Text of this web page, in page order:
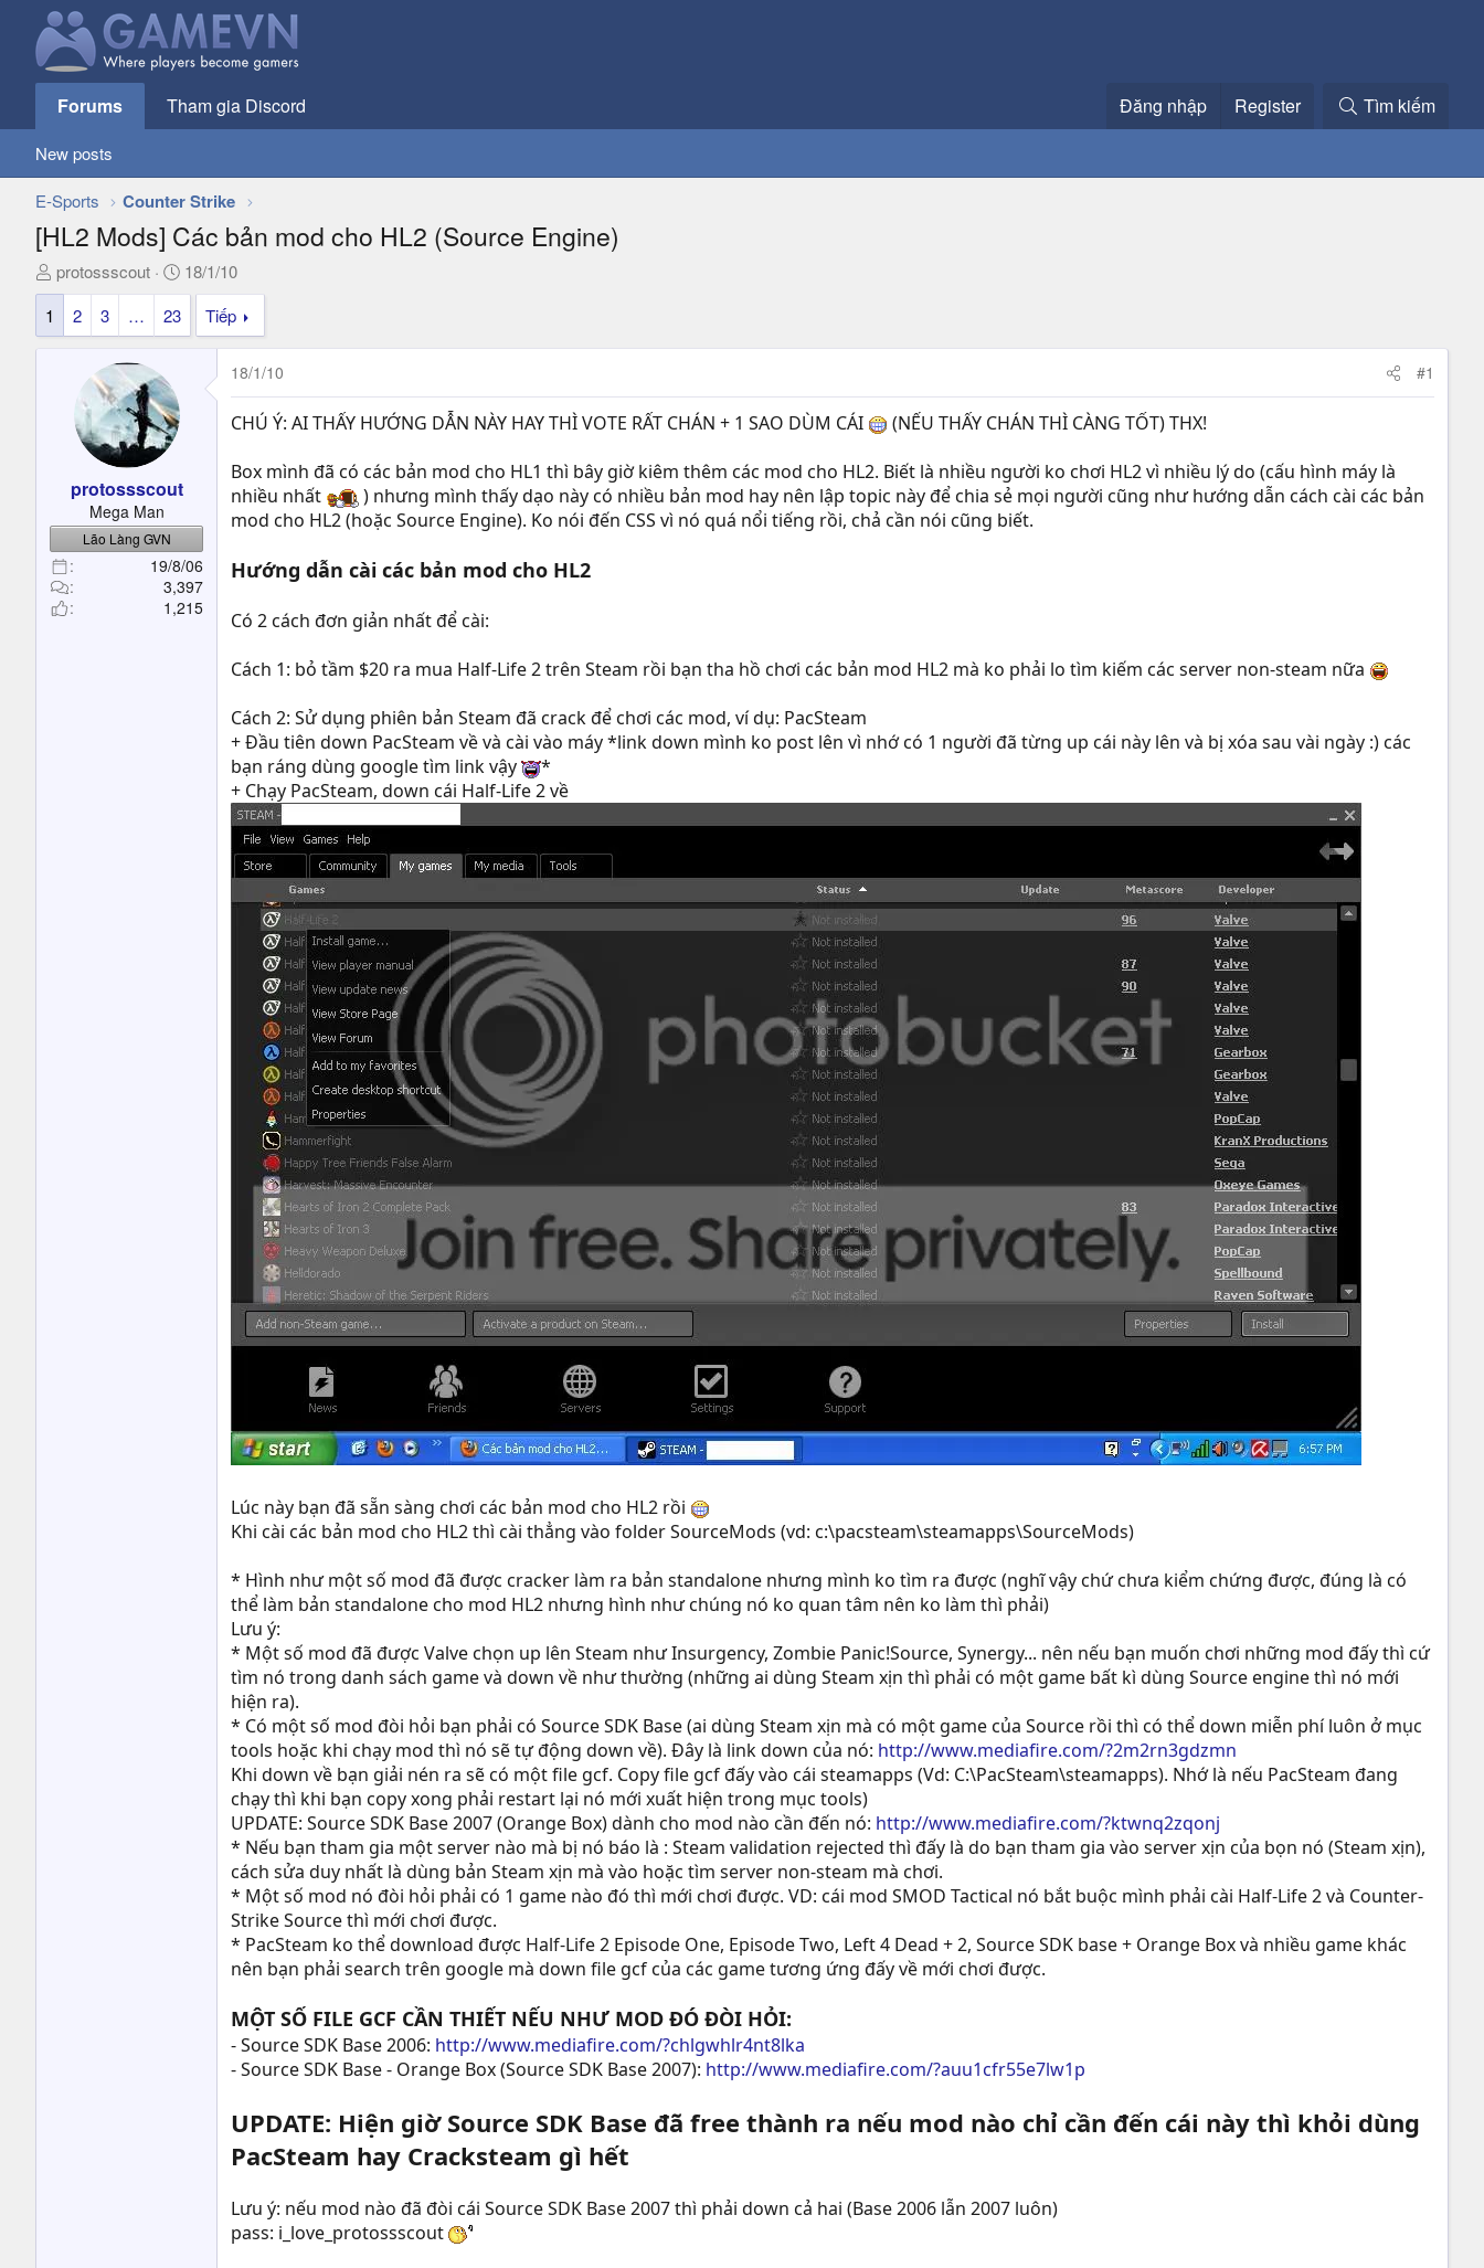
Forums Tham gia Discord Đăng nhập Register Tìm kiếm
New posts
E-Sports Counter Strike
[HL2 Mods] Các bản mod cho HL2 (Source Engine)
T
h
e
e
r
protossscout
N
g
y
18/1/10
1
2 3 … 23 Tiếp
protossscout
Mega Man
Lão Làng GVN
19/8/06
3,397
1,215
18/1/10 #1
CHÚ Ý: AI THẤY HƯỚNG DẪN NÀY HAY THÌ VOTE RẤT CHÁN + 1 SAO DÙM CÁI
(NẾU THẤY CHÁN THÌ CÀNG TỐT) THX!
Box mình đã có các bản mod cho HL1 thì bây giờ kiêm thêm các mod cho HL2. Biết là nhiều người ko chơi HL2 vì nhiều lý do (cấu hình máy là
nhiều nhất
) nhưng mình thấy dạo này có nhiều bản mod hay nên lập topic này để chia sẻ mọi người cũng như hướng dẫn cách cài các bản
mod cho HL2 (hoặc Source Engine). Ko nói đến CSS vì nó quá nổi tiếng rồi, chả cần nói cũng biết.
Hướng dẫn cài các bản mod cho HL2
Có 2 cách đơn giản nhất để cài:
Cách 1: bỏ tầm $20 ra mua Half-Life 2 trên Steam rồi bạn tha hồ chơi các bản mod HL2 mà ko phải lo tìm kiếm các server non-steam nữa
Cách 2: Sử dụng phiên bản Steam đã crack để chơi các mod, ví dụ: PacSteam
+ Đầu tiên down PacSteam về và cài vào máy *link down mình ko post lên vì nhớ có 1 người đã từng up cái này lên và bị xóa sau vài ngày :) các
bạn ráng dùng google tìm link vậy
*
+ Chạy PacSteam, down cái Half-Life 2 về
Lúc này bạn đã sẵn sàng chơi các bản mod cho HL2 rồi
Khi cài các bản mod cho HL2 thì cài thẳng vào folder SourceMods (vd: c:\pacsteam\steamapps\SourceMods)
* Hình như một số mod đã được cracker làm ra bản standalone nhưng mình ko tìm ra được (nghĩ vậy chứ chưa kiểm chứng được, đúng là có
thể làm bản standalone cho mod HL2 nhưng hình như chúng nó ko quan tâm nên ko làm thì phải)
Lưu ý:
* Một số mod đã được Valve chọn up lên Steam như Insurgency, Zombie Panic!Source, Synergy... nên nếu bạn muốn chơi những mod đấy thì cứ
tìm nó trong danh sách game và down về như thường (những ai dùng Steam xịn thì phải có một game bất kì dùng Source engine thì nó mới
hiện ra).
* Có một số mod đòi hỏi bạn phải có Source SDK Base (ai dùng Steam xịn mà có một game của Source rồi thì có thể down miễn phí luôn ở mục
tools hoặc khi chạy mod thì nó sẽ tự động down về). Đây là link down của nó: http://www.mediafire.com/?2m2rn3gdzmn
Khi down về bạn giải nén ra sẽ có một file gcf. Copy file gcf đấy vào cái steamapps (Vd: C:\PacSteam\steamapps). Nhớ là nếu PacSteam đang
chạy thì khi bạn copy xong phải restart lại nó mới xuất hiện trong mục tools)
UPDATE: Source SDK Base 2007 (Orange Box) dành cho mod nào cần đến nó: http://www.mediafire.com/?ktwnq2zqonj
* Nếu bạn tham gia một server nào mà bị nó báo là : Steam validation rejected thì đấy là do bạn tham gia vào server xịn của bọn nó (Steam xịn),
cách sửa duy nhất là dùng bản Steam xịn mà vào hoặc tìm server non-steam mà chơi.
* Một số mod nó đòi hỏi phải có 1 game nào đó thì mới chơi được. VD: cái mod SMOD Tactical nó bắt buộc mình phải cài Half-Life 2 và Counter-
Strike Source thì mới chơi được.
* PacSteam ko thể download được Half-Life 2 Episode One, Episode Two, Left 4 Dead + 2, Source SDK base + Orange Box và nhiều game khác
nên bạn phải search trên google mà down file gcf của các game tương ứng đấy về mới chơi được.
MỘT SỐ FILE GCF CẦN THIẾT NẾU NHƯ MOD ĐÓ ĐÒI HỎI:
- Source SDK Base 2006: http://www.mediafire.com/?chlgwhlr4nt8lka
- Source SDK Base - Orange Box (Source SDK Base 2007): http://www.mediafire.com/?auu1cfr55e7lw1p
UPDATE: Hiện giờ Source SDK Base đã free thành ra nếu mod nào chỉ cần đến cái này thì khỏi dùng
PacSteam hay Cracksteam gì hết
Lưu ý: nếu mod nào đã đòi cái Source SDK Base 2007 thì phải down cả hai (Base 2006 lẫn 2007 luôn)
pass: i_love_protossscout